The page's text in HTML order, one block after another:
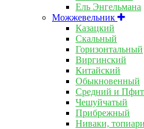
Ель Энгельмана
Можжевельник
Казацкий
Скальный
Горизонтальный
Виргинский
Китайский
Обыкновенный
Средний и
Чешуйчатый
Прибрежный
Ниваки,